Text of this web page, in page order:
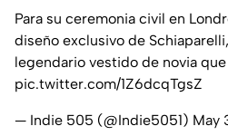
Para su ceremonia civil en
diseño exclusivo de
legendario vestido de novia
pic.twitter.com/1Z6dcqTgsZ
— Indie 505 (@Indie5051) May